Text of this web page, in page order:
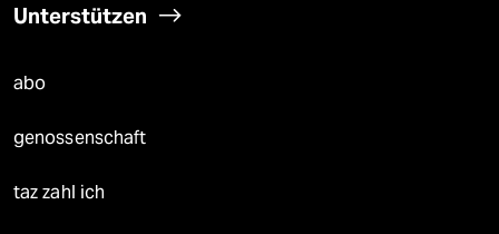
Unterstützen
abo
genossenschaft
taz zahl ich